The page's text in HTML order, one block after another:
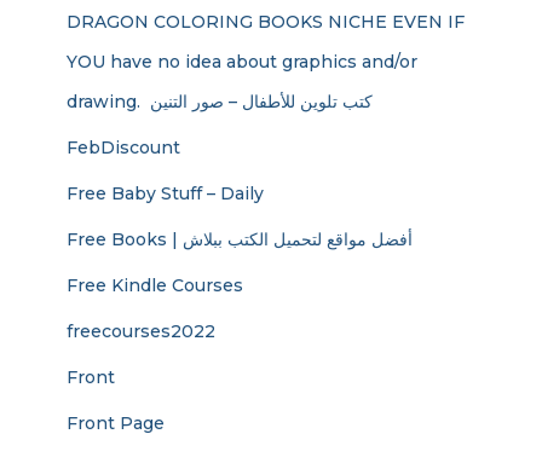
DRAGON COLORING BOOKS NICHE EVEN IF
YOU have no idea about graphics and/or
drawing. ​ كتب تلوين للأطفال – صور التنين
FebDiscount
Free Baby Stuff – Daily
Free Books | أفضل مواقع لتحميل الكتب ببلاش
Free Kindle Courses
freecourses2022
Front
Front Page